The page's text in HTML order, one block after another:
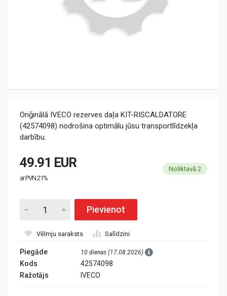
Oriģinālā IVECO rezerves daļa KIT-RISCALDATORE
(42574098) nodrošina optimālu jūsu transportlīdzekļa
darbību.
49.91 EUR
ar PVN 21%
Noliktavā 2
Pievienot
Vēlmju saraksts Salīdzini
Piegāde 10 dienas (17.08.2026)
Kods
42574098
Ražotājs
IVECO